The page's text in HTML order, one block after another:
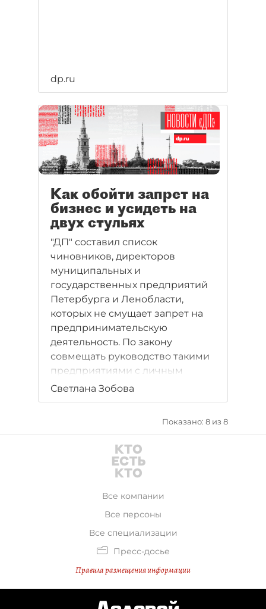
dp.ru
Как обойти запрет на
бизнес и усидеть на
двух стульях
"ДП" составил список
чиновников, директоров
муниципальных и
государственных предприятий
Петербурга и Ленобласти,
которых не смущает запрет на
предпринимательскую
деятельность. По закону
совмещать руководство такими
предприятиями с личным
бизнесом нельзя. Но некоторые
управленцы продолжают
организации. Насколько это
законно в конкретных случаях —
выяснит прокуратура.
Светлана Зобова
Показано: 8 из 8
Все компании
Все персоны
Все специализации
Пресс-досье
Правила размещения информации